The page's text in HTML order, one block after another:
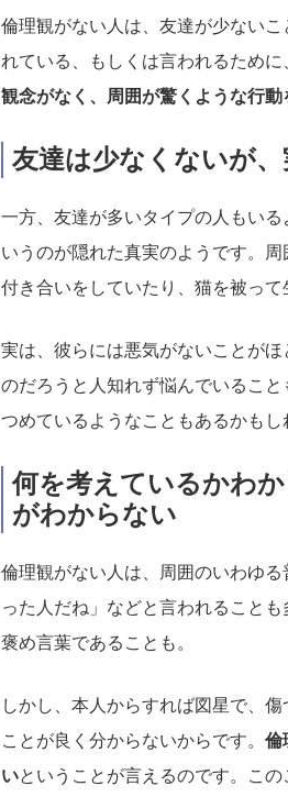
倫理観がない人は、友達が少ない
れている、もしくは言われるために
観念がなく、周囲が驚くような行動
友達は少なくないが
一方、友達が多いタイプの人もい
いうのが隠れた真実のようです。
付き合いをしていたり、猫を被って
実は、彼らには悪気がないことが
のだろうと人知れず悩んでいるこ
つめているようなこともあるかもし
何を考えているかわ
がわからない
倫理観がない人は、周囲のいわゆ
った人だね」などと言われること
褒め言葉であることも。
しかし、本人からすれば図星で、
ことが良く分からないからです。 倫
いということが言えるのです。こ